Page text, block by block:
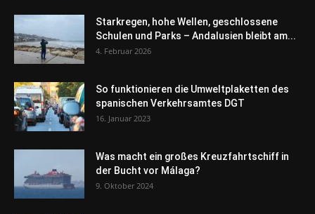
Starkregen, hohe Wellen, geschlossene
Schulen und Parks – Andalusien bleibt am...
4. Februar 2026
So funktionieren die Umweltplaketten des
spanischen Verkehrsamtes DGT
16. Januar 2023
Was macht ein großes Kreuzfahrtschiff in
der Bucht vor Málaga?
9. Oktober 2024